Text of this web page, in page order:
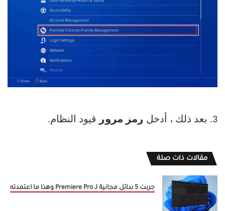
3. بعد ذلك ، أدخل رمز مرور قيود النظام.
مقالات ذات صلة
جربت 5 بدائل مجانية لـ Premiere Pro وهذا ما اعتمدته